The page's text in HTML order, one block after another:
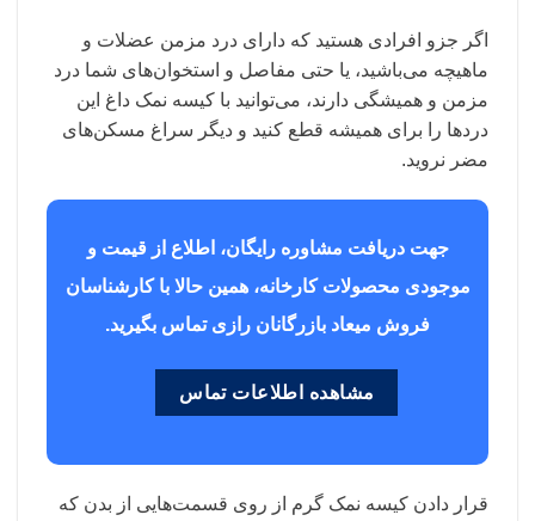
اگر جزو افرادی هستید که دارای درد مزمن عضلات و
ماهیچه می‌باشید، یا حتی مفاصل و استخوان‌های شما درد
مزمن و همیشگی دارند، می‌توانید با کیسه نمک داغ این
دردها را برای همیشه قطع کنید و دیگر سراغ مسکن‌های
مضر نروید.
جهت دریافت مشاوره رایگان، اطلاع از قیمت و
موجودی محصولات کارخانه، همین حالا با کارشناسان
فروش میعاد بازرگانان رازی تماس بگیرید.
مشاهده اطلاعات تماس
قرار دادن کیسه نمک گرم از روی قسمت‌هایی از بدن که